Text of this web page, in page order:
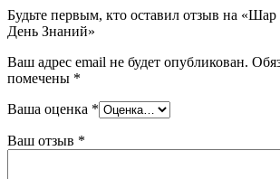
Будьте первым, кто оставил отзыв на «Шар
День Знаний»
Ваш адрес email не будет опубликован.
помечены *
Ваша оценка *
Ваш отзыв *